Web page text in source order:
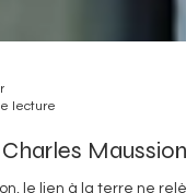
Maussion